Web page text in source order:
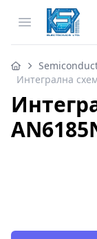
Open menu
Интегрална